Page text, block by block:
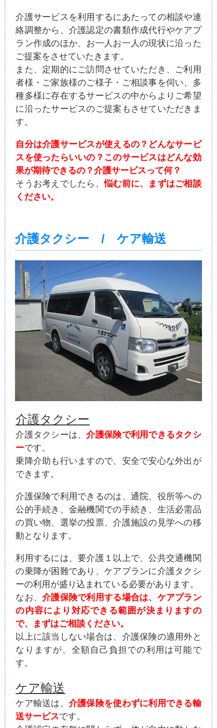
介護サービスを利用するにあたっての相談や連
絡調整から、介護認定の書類作成代行やケアプ
ラン作成のほか、お一人お一人の現状に沿った
ご提案をさせていたきます。
また、定期的にご訪問させていただき、ご利用
者様・ご家族様のご様子・ご相談事を伺い、多
種多様に存在するサービスの中からよりご希望
に沿ったサービスのご提案もさせていただきま
す。
自分は介護サービスが使えるの？どんなサービ
スを使ったらいいの？このサービスはどんな効
果が期待できるの？介護サービスって何？
そうお考えでしたら、悩む前に、まずはご相談
ください。
介護タクシー / ケア輸送
介護タクシー
介護タクシーは、介護保険で利用できるタクシ
ーです。
乗降介助も行いますので、安全で安心な外出が
できます。
介護保険で利用できるのは、通院、役所等への
公的手続き、金融機関での手続き、生活必需品
の買い物、選挙の投票、介護施設の見学への移
動となります。
利用するには、要介護１以上で、公共交通機関
の乗降が困難であり、ケアプランに介護タクシ
ーの利用が盛り込まれている必要があります。
なお、介護保険で利用する場合は、ケアプラン
の内容により対応できる範囲が決まりますの
で、まずはご相談ください。
以上に該当しない場合は、介護保険の適用外と
なりますが、全額自己負担での利用は可能で
す。
ケア輸送
ケア輸送は、 介護保険を使わずに利用できる輸
送サービスです。